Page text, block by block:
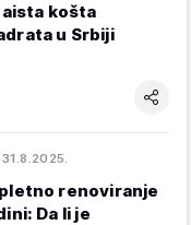
košta
u Srbiji
31.8.2025.
renoviranje
Da li je